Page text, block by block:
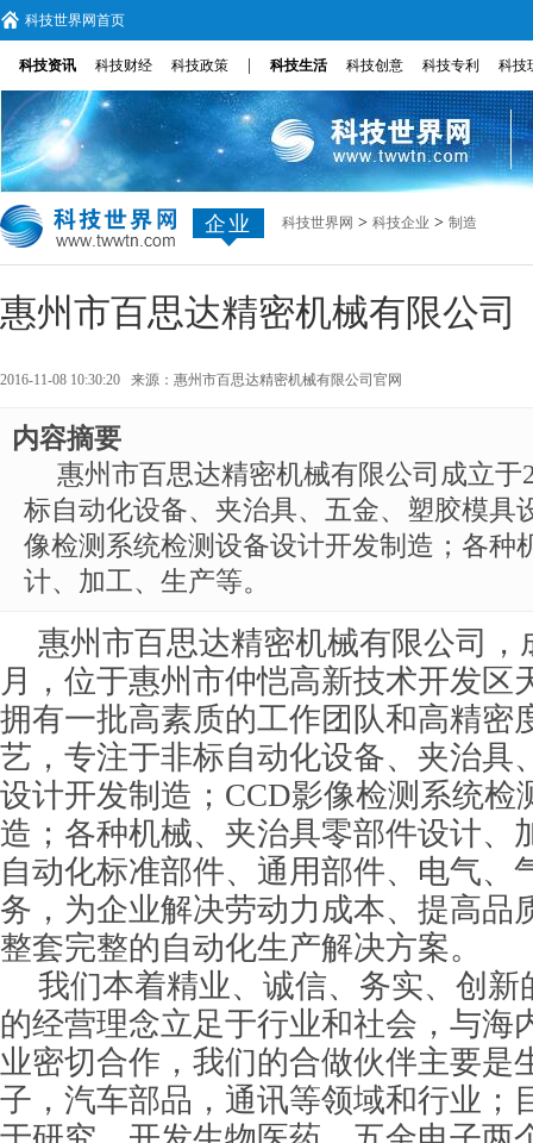
科技世界网首页
科技资讯 科技财经 科技政策 科技生活 科技创意 科技专利 科技
企业 科技世界网 > 科技企业 > 制造
惠州市百思达精密机械有限公司
2016-11-08 10:30:20 来源： 惠州市百思达精密机械有限公司官网
内容摘要
惠州市百思达精密机械有限公司成立于
标自动化设备、夹治具、五金、塑胶模具
像检测系统检测设备设计开发制造；各种
计、加工、生产等。
惠州市百思达精密机械有限公司，
月，位于惠州市仲恺高新技术开发区
拥有一批高素质的工作团队和高精密
艺，专注于非标自动化设备、夹治具
设计开发制造；CCD影像检测系统检
造；各种机械、夹治具零部件设计、
自动化标准部件、通用部件、电气、
务，为企业解决劳动力成本、提高品
整套完整的自动化生产解决方案。
我们本着精业、诚信、务实、创新
的经营理念立足于行业和社会，与海
业密切合作，我们的合做伙伴主要是
子，汽车部品，通讯等领域和行业；